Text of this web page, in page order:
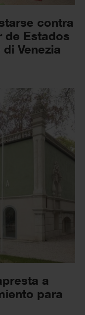
contra
de Estados
Venezia
a
para